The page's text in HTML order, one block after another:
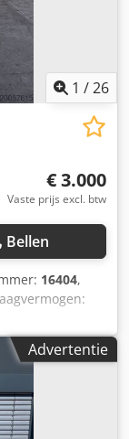
1 /26
€ 3.000
Vaste prijs excl. btw
Bellen
16404,
elektrisch,
, vorklengte:
Advertentie